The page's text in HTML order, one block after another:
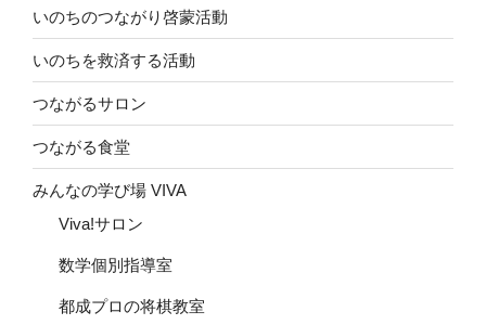
いのちのつながり啓蒙活動
いのちを救済する活動
つながるサロン
つながる食堂
みんなの学び場 VIVA
Viva!サロン
数学個別指導室
都成プロの将棋教室